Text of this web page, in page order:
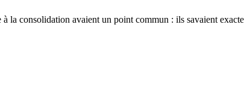
la consolidation avaient un point commun : ils savaient